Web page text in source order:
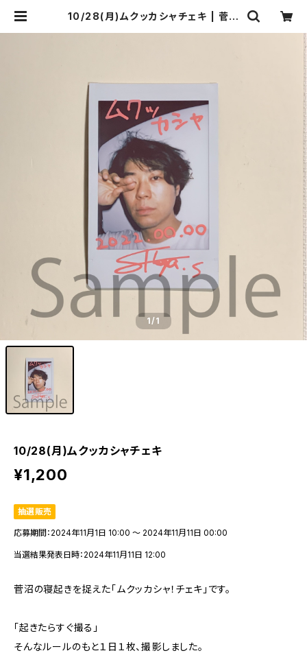
10/28(月)ムクッカシャチェキ | 菅沼
1/1
10/28(月)ムクッカシャチェキ
¥1,200
抽選販売
応募期間：2024年11月1日 10:00 〜 2024年11月11日 00:00
当選結果発表日時：2024年11月11日 12:00
菅沼の寝起きを捉えた「ムクッカシャ！チェキ」です。
「起きたらすぐ撮る」
そんなルールのもと１日１枚、撮影しました。